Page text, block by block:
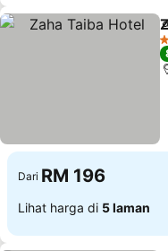
Dari RM 196
Lihat harga di 5 laman